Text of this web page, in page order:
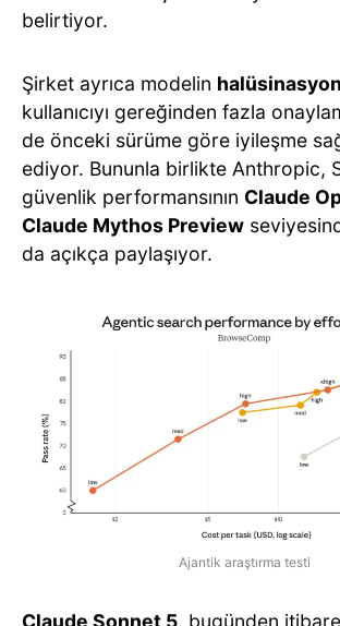
belirtiyor.
Şirket ayrıca modelin
kullanıcıyı gereğinden fazla
de önceki sürüme göre iyileşme
ediyor. Bununla birlikte Anthropic,
güvenlik performansının Claude
Claude Mythos Preview
da açıkça paylaşıyor.
Ajantik araştırma testi
Claude Sonnet 5, bugünden